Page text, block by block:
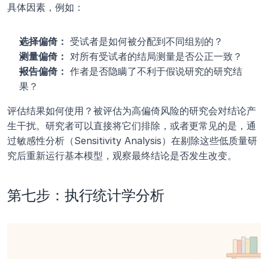
具体因素，例如：
选择偏倚： 受试者是如何被分配到不同组别的？
测量偏倚： 对所有受试者的结局测量是否公正一致？
报告偏倚： 作者是否隐瞒了不利于假说研究的研究结
果？
评估结果如何使用？被评估为高偏倚风险的研究会对结论产
生干扰。研究者可以直接将它们排除，或者更常见的是，通
过敏感性分析（Sensitivity Analysis）在剔除这些低质量研
究后重新运行基本模型，观察最终结论是否发生改变。
第七步：执行统计学分析